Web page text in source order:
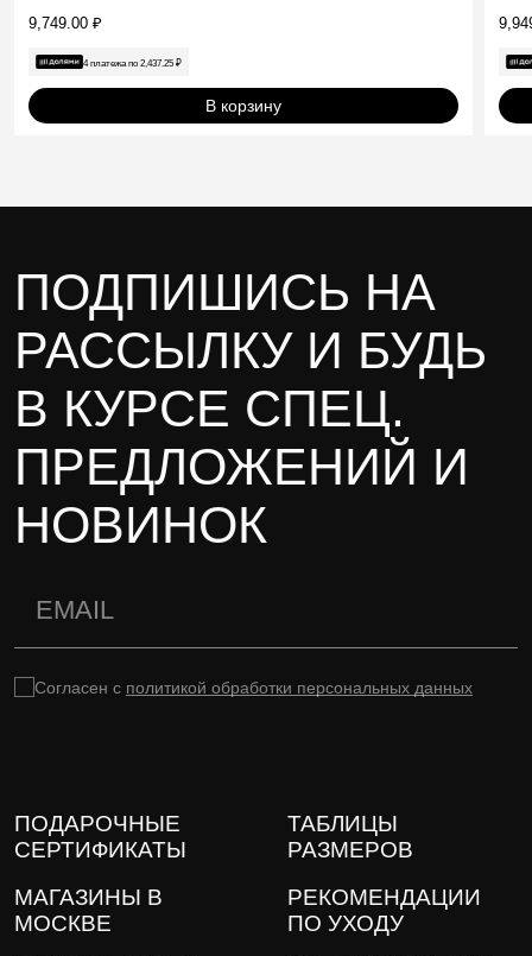
9,749.00 ₽
4 платежа по 2,437.25 ₽
В корзину
ПОДПИШИСЬ НА
РАССЫЛКУ И БУДЬ
В КУРСЕ СПЕЦ.
ПРЕДЛОЖЕНИЙ И
НОВИНОК
Согласен с политикой обработки персональных данных
ПОДАРОЧНЫЕ
СЕРТИФИКАТЫ
ТАБЛИЦЫ
РАЗМЕРОВ
МАГАЗИНЫ В
МОСКВЕ
РЕКОМЕНДАЦИИ
ПО УХОДУ